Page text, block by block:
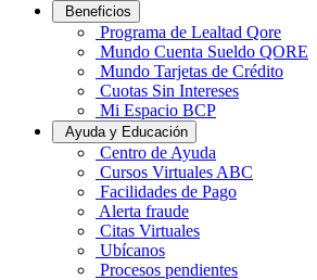
Beneficios
Programa de Lealtad Qore
Mundo Cuenta Sueldo QORE
Mundo Tarjetas de Crédito
Cuotas Sin Intereses
Mi Espacio BCP
Ayuda y Educación
Centro de Ayuda
Cursos Virtuales ABC
Facilidades de Pago
Alerta fraude
Citas Virtuales
Ubícanos
Procesos pendientes